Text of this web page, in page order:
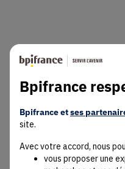
Bpifrance
Bpifrance etses
site.
Avec votre accord, nous
vous proposer une